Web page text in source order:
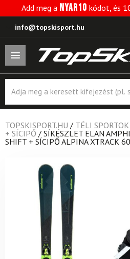
Add meg a NYAR10 kódot, és
info@topskisport.hu
search
TOPSKISPORT.HU / TÉLI SPORTOK
+ SÍCIPŐ / SÍKÉSZLET ELAN
SHIFT + SÍCIPŐ ALPINA XTRACK